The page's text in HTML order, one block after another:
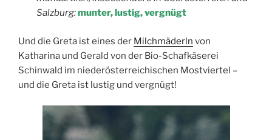
Salzburg:munter, lustig, vergnügt
Und die Greta ist eines der Milchmäderln von
Katharina und Gerald von der Bio-Schafkäserei
Schinwald im niederösterreichischen Mostviertel –
und die Greta ist lustig und vergnügt!